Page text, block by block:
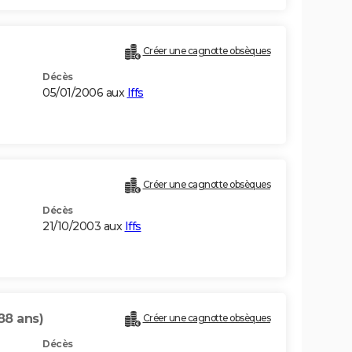
Créer une cagnotte obsèques
Décès
05/01/2006 aux Iffs
Créer une cagnotte obsèques
Décès
21/10/2003 aux Iffs
ans) Créer une cagnotte obsèques
Décès